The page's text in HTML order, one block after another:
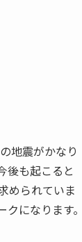
地震がかなり
後も起こると
められていま
クになります